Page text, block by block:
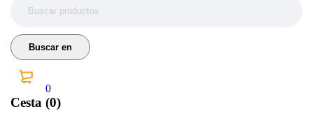
0
Cesta (0)